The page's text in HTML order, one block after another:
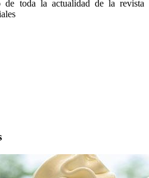
de toda la actualidad de la revista